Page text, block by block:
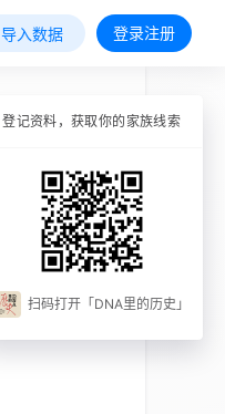
导入数据 登录注册
登记资料，获取你的家族线索
扫码打开「DNA里的历史」